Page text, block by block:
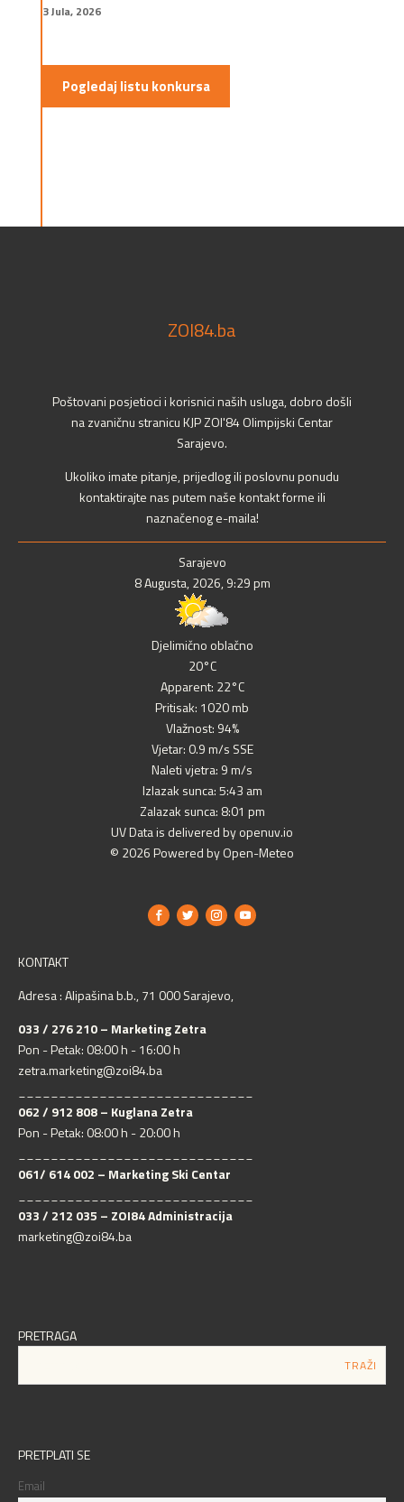
3 Jula, 2026
Pogledaj listu konkursa
ZOI84.ba
Poštovani posjetioci i korisnici naših usluga, dobro došli
na zvaničnu stranicu KJP ZOI'84 Olimpijski Centar
Sarajevo.
Ukoliko imate pitanje, prijedlog ili poslovnu ponudu
kontaktirajte nas putem naše kontakt forme ili
naznačenog e-maila!
Sarajevo
8 Augusta, 2026, 9:29 pm
Djelimično oblačno
20°C
Apparent: 22°C
Pritisak: 1020 mb
Vlažnost: 94%
Vjetar: 0.9 m/s SSE
Naleti vjetra: 9 m/s
Izlazak sunca: 5:43 am
Zalazak sunca: 8:01 pm
UV Data is delivered by openuv.io
© 2026 Powered by Open-Meteo
KONTAKT
Adresa : Alipašina b.b., 71 000 Sarajevo,
033 / 276 210 – Marketing Zetra
Pon - Petak: 08:00 h - 16:00 h
zetra.marketing@zoi84.ba
062 / 912 808 – Kuglana Zetra
Pon - Petak: 08:00 h - 20:00 h
061/ 614 002 – Marketing Ski Centar
033 / 212 035 – ZOI84 Administracija
marketing@zoi84.ba
PRETRAGA
PRETPLATI SE
Email